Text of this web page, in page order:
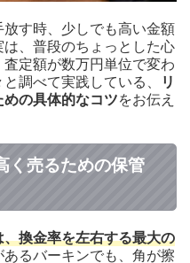
す時、少しでも高い金額
、普段のちょっとした心
定額が数万円単位で変わ
調べて実践している、
リ
の具体的なコツをお伝え
く売るための保管
換金率を左右する最大の
るバーキンでも、角が擦